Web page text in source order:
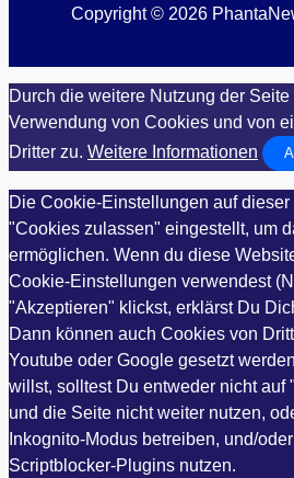
Copyright © 2026
Durch die weitere Nutzung der
Verwendung von Cookies und von
Dritter zu. Weitere Informationen
Die Cookie-Einstellungen auf
"Cookies zulassen" eingestellt, um
ermöglichen. Wenn du diese
Cookie-Einstellungen verwendest
"Akzeptieren" klickst, erklärst Du
Dann können auch Cookies von
Youtube oder Google gesetzt
willst, solltest Du entweder nicht auf
und die Seite nicht weiter nutzen,
Inkognito-Modus betreiben, und/
Scriptblocker-Plugins nutzen.